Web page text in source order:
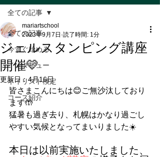
全ての記事
今すぐ始める
インタビュー
ネイリスト検定
コース紹介
全ての記事
ジェルスタンピング講座
開催💛
mariartschool
2023年9月7日 読了時間: 1分
更新日：4月16日
皆さまこんにちは😊ご無沙汰しており
ます🤲
猛暑も過ぎ去り、札幌はかなり過ごし
やすい気候となってまいりました☀️
本日は以前実施いたしました、